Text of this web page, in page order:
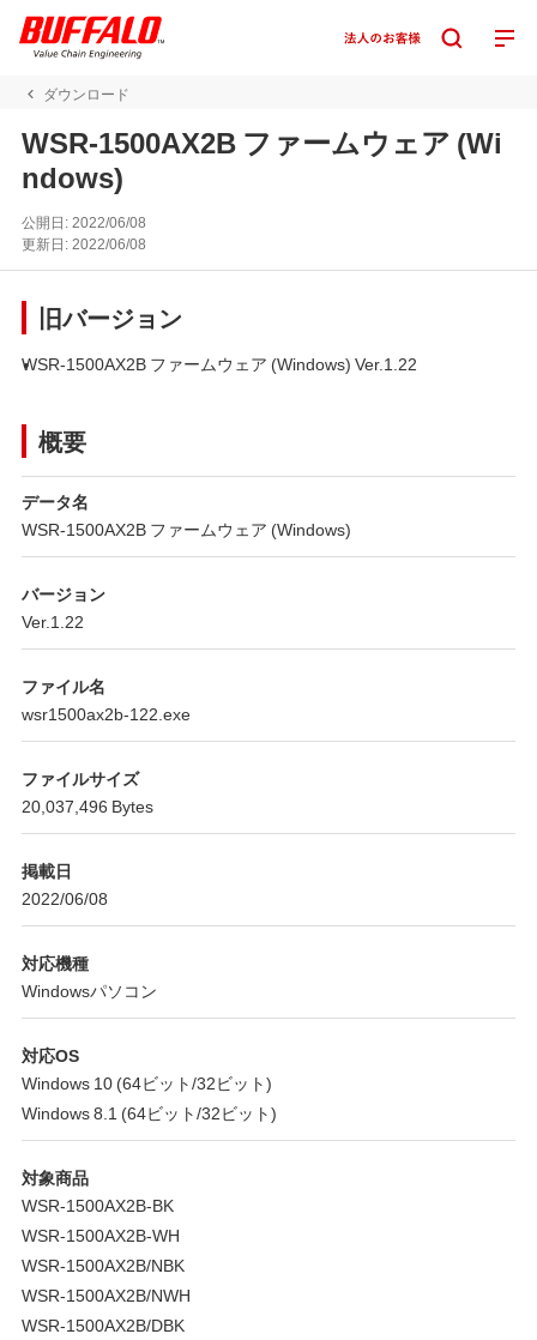
ダウンロード
WSR-1500AX2B ファームウェア (Wi
ndows)
公開日:2022/06/08
更新日:2022/06/08
旧バージョン
WSR-1500AX2B ファームウェア (Windows) Ver.1.22
概要
データ名
WSR-1500AX2B ファームウェア (Windows)
バージョン
Ver.1.22
ファイル名
wsr1500ax2b-122.exe
ファイルサイズ
20,037,496 Bytes
掲載日
2022/06/08
対応機種
Windowsパソコン
対応OS
Windows 10 (64ビット/32ビット)
Windows 8.1 (64ビット/32ビット)
対象商品
WSR-1500AX2B-BK
WSR-1500AX2B-WH
WSR-1500AX2B/NBK
WSR-1500AX2B/NWH
WSR-1500AX2B/DBK